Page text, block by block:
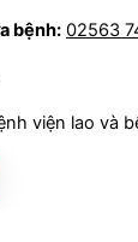
bệnh: 02563
viện lao và